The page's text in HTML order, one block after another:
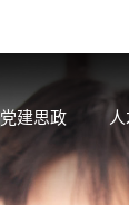
党建思政